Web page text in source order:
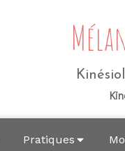
Pratiques